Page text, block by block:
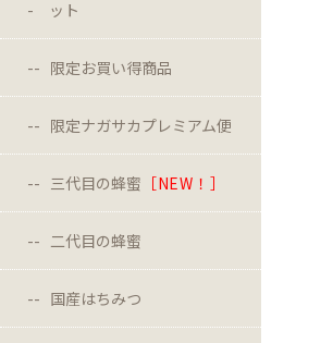
ット
限定お買い得商品
限定ナガサカプレミアム便
三代目の蜂蜜 ［NEW！］
二代目の蜂蜜
国産はちみつ